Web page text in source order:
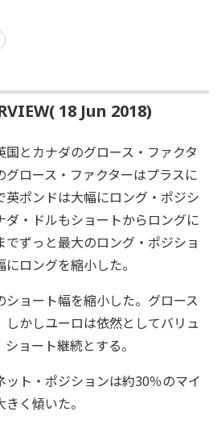
18 Jun 2018)
とカナダのグロース・ファクタ
ロース・ファクターはプラスに
ポンドは大幅にロング・ポジシ
ダ・ドルもショートからロングに
ずっと最大のロング・ポジショ
ロングを縮小した。
ショート幅を縮小した。グロース
かしユーロは依然としてバリュ
ョート継続とする。
ット・ポジションは約30％のマイ
く傾いた。